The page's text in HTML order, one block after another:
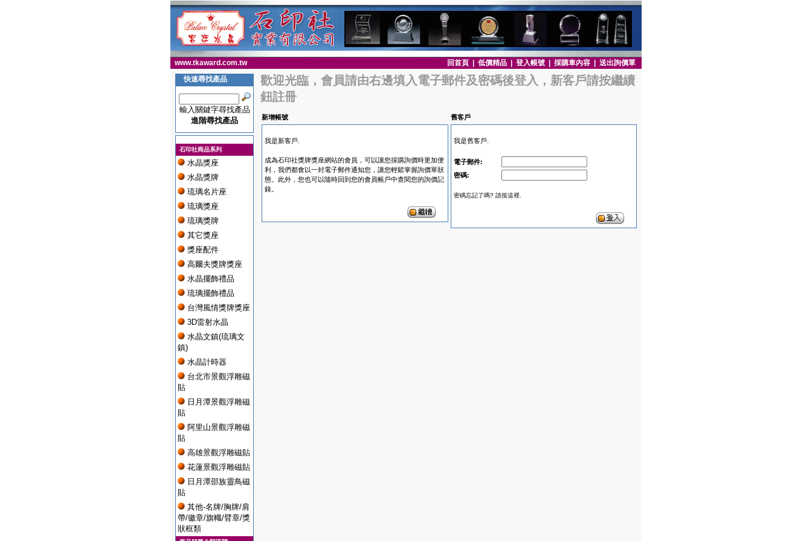
www.tkaward.com.tw 回首頁 低價精品 登入帳號 採購車內容
送出詢價單
快速尋找產品
輸入關鍵字尋找產品
進階尋找產品
石印社商品系列
水晶獎座
水晶獎牌
琉璃名片座
琉璃獎座
琉璃獎牌
其它獎座
獎座配件
高爾夫獎牌獎座
水晶擺飾禮品
琉璃擺飾禮品
台灣風情獎牌獎座
3D雷射水晶
水晶文鎮(琉璃文
鎮)
水晶計時器
台北市景觀浮雕磁
貼
日月潭景觀浮雕磁
貼
阿里山景觀浮雕磁
貼
高雄景觀浮雕磁貼
花蓮景觀浮雕磁貼
日月潭邵族靈鳥磁
貼
其他-名牌/胸牌/肩
帶/徽章/旗幟/臂章/獎
狀框類
歡迎光臨，會員請由右邊填入電子郵件及密碼後登入，新客戶請按繼續
鈕註冊
新增帳號 舊客戶
我是新客戶.
成為石印社獎牌獎座網站的會員，可以讓您採購詢價時更加便
利，我們都會以一封電子郵件通知您，讓您輕鬆掌握詢價單狀
態。此外，您也可以隨時回到您的會員帳戶中查閱您的詢價記
錄。
我是舊客戶.
電子郵件:
密碼:
密碼忘記了嗎? 請按這裡.